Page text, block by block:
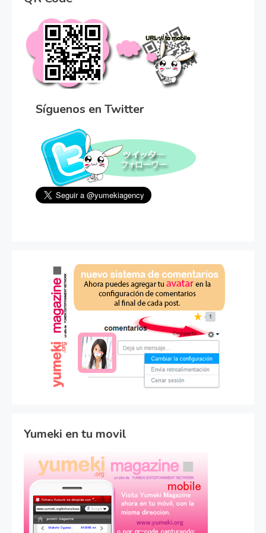
Síguenos en Twitter
Yumeki en tu movil